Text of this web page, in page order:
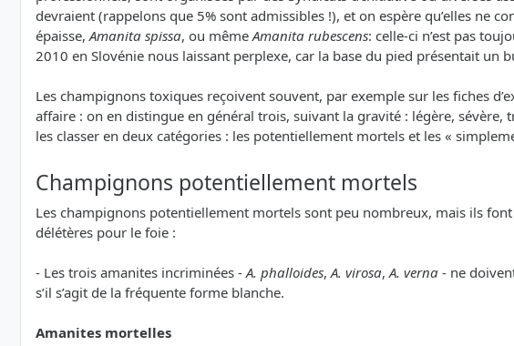
devraient (rappelons que 5% sont admissibles !), et on espère qu’elles ne
épaisse,Amanita spissa, ou mêmeAmanita rubescens: celle-ci n’est pas
2010 en Slovénie nous laissant perplexe, car la base du pied présentait un
Les champignons toxiques reçoivent souvent, par exemple sur les fiches
affaire : on en distingue en général trois, suivant la gravité : légère,
les classer en deux catégories : les potentiellement mortels et les «
Champignons potentiellement mortels
Les champignons potentiellement mortels sont peu nombreux, mais ils
délétères pour le foie :
- Les trois amanites incriminées -A. phalloides,A. virosa,A. verna - ne
s’il s’agit de la fréquente forme blanche.
Amanites mortelles